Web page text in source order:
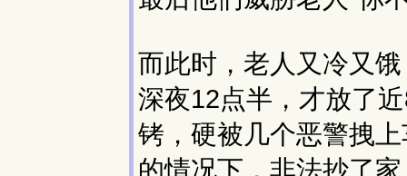
而此时，老人又冷又
深夜12点半，才放了
铐，硬被几个恶警拽
的情况下，非法抄了